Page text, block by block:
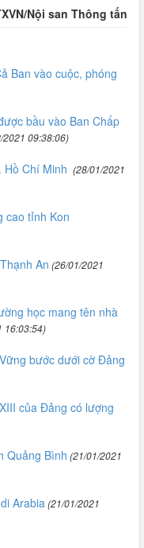
Nội san Thông tấn
Ban vào cuộc, phóng
bầu vào Ban Chấp
2021 09:38:06)
Hồ Chí Minh (28/01/2021
cao tỉnh Kon
An (26/01/2021
học mang tên nhà
16:03:54)
bước dưới cờ Đảng
của Đảng có lượng
Quảng Bình (21/01/2021
Arabia(21/01/2021